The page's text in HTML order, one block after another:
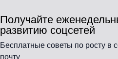
Получайте
развитию соцсетей
Бесплатные советы по росту в
почту